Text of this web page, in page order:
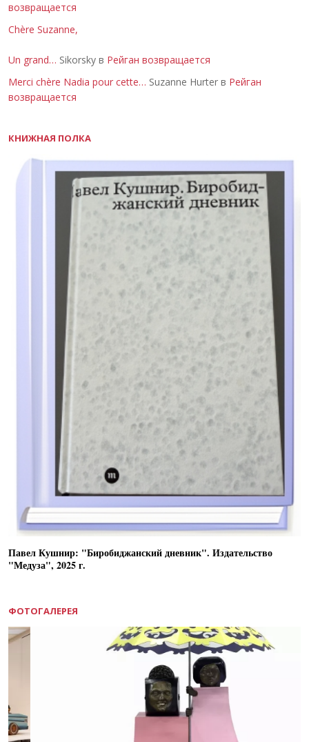
возвращается
Chère Suzanne,
Un grand… Sikorsky в Рейган возвращается
Merci chère Nadia pour cette… Suzanne Hurter в Рейган
возвращается
КНИЖНАЯ ПОЛКА
Павел Кушнир: "Биробиджанский дневник". Издательство
"Медуза", 2025 г.
ФОТОГАЛЕРЕЯ